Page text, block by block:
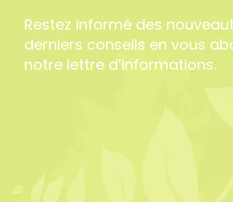
Restez informé des
derniers conseils en vous
notre lettre d’informations.